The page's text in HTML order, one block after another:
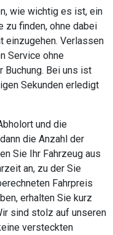
wie wichtig es ist, ein
zu finden, ohne dabei
einzugehen. Verlassen
Service ohne
Bei uns ist
Sekunden erledigt
und die
die Anzahl der
Sie Ihr Fahrzeug aus
an, zu der Sie
Fahrpreis
erhalten Sie kurz
sind stolz auf unseren
versteckten